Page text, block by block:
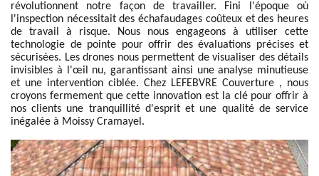
révolutionnent notre façon de travailler. Fini l'époque où
l'inspection nécessitait des échafaudages coûteux et des heures
de travail à risque. Nous nous engageons à utiliser cette
technologie de pointe pour offrir des évaluations précises et
sécurisées. Les drones nous permettent de visualiser des détails
invisibles à l'œil nu, garantissant ainsi une analyse minutieuse
et une intervention ciblée. Chez LEFEBVRE Couverture , nous
croyons fermement que cette innovation est la clé pour offrir à
nos clients une tranquillité d'esprit et une qualité de service
inégalée à Moissy Cramayel.